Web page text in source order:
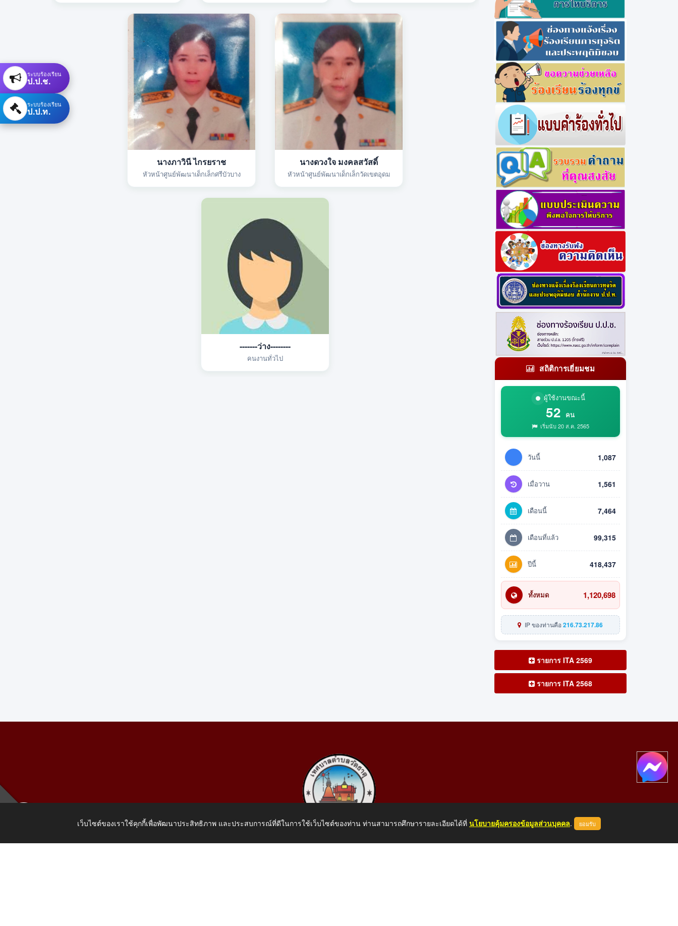
นางภาวินี ไกรยราช
หัวหน้าศูนย์พัฒนาเด็กเล็กศรีบัวบาง
นางดวงใจ มงคลสวัสดิ์
หัวหน้าศูนย์พัฒนาเด็กเล็กวัดเขตอุดม
-------ว่าง--------
คนงานทั่วไป
สถิติการเยี่ยมชม
ผู้ใช้งานขณะนี้
52 คน
เริ่มนับ 20 ส.ค. 2565
วันนี้ 1,087
เมื่อวาน 1,561
เดือนนี้ 7,464
เดือนที่แล้ว 99,315
ปีนี้ 418,437
ทั้งหมด 1,120,698
IP ของท่านคือ216.73.217.86
รายการ ITA 2569
รายการ ITA 2568
ระบบร้องเรียน
ป.ป.ช.
ระบบร้องเรียน
ป.ป.ท.
เว็บไซต์ของเราใช้คุกกี้เพื่อพัฒนาประสิทธิภาพ และประสบการณ์ที่ดีในการใช้เว็บไซต์ของท่าน ท่านสามารถศึกษารายละเอียดได้ที่ นโยบายคุ้มครองข้อมูลส่วนบุคคล. ยอมรับ